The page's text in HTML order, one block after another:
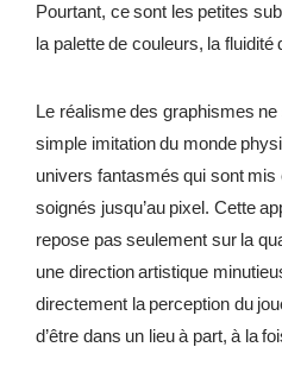
Pourtant, ce sont les petites
la palette de couleurs, la
tension palpable. Les meilleurs
exemple des teintes chaudes et
détente, tandis que les
des contrastes marqués pour
mouvement.
Le réalisme des graphismes
simple imitation du monde
univers fantasmés qui sont
soignés jusqu’au pixel. Cette
repose pas seulement sur la
une direction artistique
directement la perception du
d’être dans un lieu à part, à la